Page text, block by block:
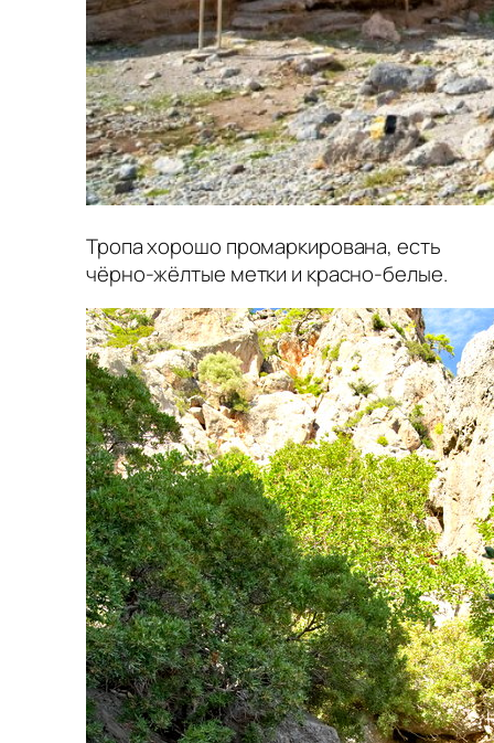
Тропа хорошо промаркирована, есть
чёрно-жёлтые метки и красно-белые.